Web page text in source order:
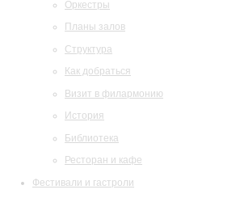
Оркестры
Планы залов
Структура
Как добраться
Визит в филармонию
История
Библиотека
Ресторан и кафе
Фестивали и гастроли